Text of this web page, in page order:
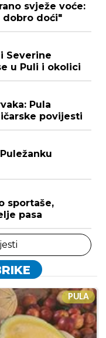
svježe voće:
dobro doći"
Severine
u Puli i okolici
Pula
povijesti
sportaše,
pasa
PULA